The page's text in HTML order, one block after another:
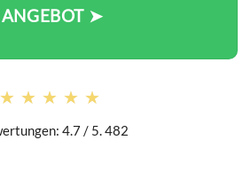
ANGEBOT ➤
★★★★★
★★★★★
4.7 / 5. 482